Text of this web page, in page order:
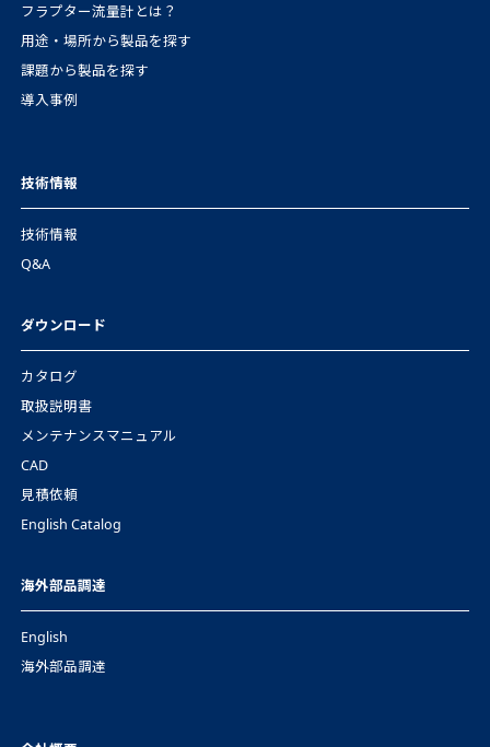
フラプター流量計とは？
用途・場所から製品を探す
課題から製品を探す
導入事例
技術情報
技術情報
Q&A
ダウンロード
カタログ
取扱説明書
メンテナンスマニュアル
CAD
見積依頼
English Catalog
海外部品調達
English
海外部品調達